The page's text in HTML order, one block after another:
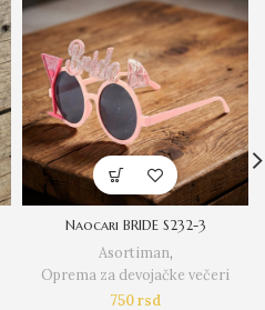
Naocari BRIDE S232-3
Asortiman,
Oprema za devojačke večeri
750rsd